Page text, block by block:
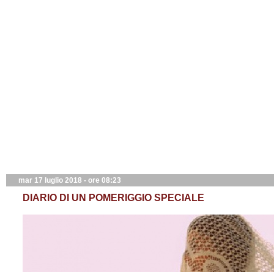
mar 17 luglio 2018 - ore 08:23
DIARIO DI UN POMERIGGIO SPECIALE